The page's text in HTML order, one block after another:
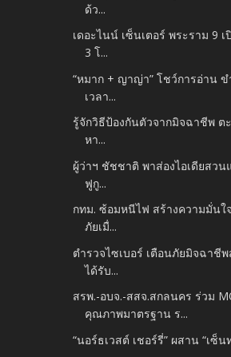
ด้ว...
เดอะไนน์ เซ็นเตอร์ พระราม 9
3 โ...
“หมาก + ญาญ่า” โชว์การอ่าน ข
เวลา...
รู้จักวิธีป้องกันตัวจากมิจฉาชีพ ต
หา...
ผู้ว่าฯ ชัชชาติ พาส่องไอเดียสวน
ฟูกู...
กทม. ซ้อมหนีไฟ สร้างความมั่นใ
ภัยเมื่...
ตำรวจไซเบอร์ เตือนภัยมิจฉาชีพ
ได้รับ...
สรพ.-อบจ.-สสจ.สกลนคร ร่วม
คุณภาพมาตรฐาน ร...
“นอร์ธเวสต์ เชอร์รี่” ผสาน “เซ็น